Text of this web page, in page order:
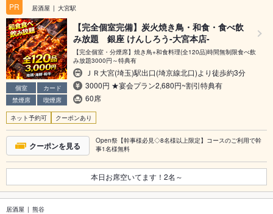
PR 居酒屋 大宮駅
個室
カード
禁煙席
喫煙席
【完全個室完備】炭火焼き鳥・和食・食べ飲
み放題 銀座 けんしろう-大宮本店-
【完全個室・分煙席】焼き鳥+和食料理(全120品)時間無制限食べ飲
み放題3000円～特典有
ＪＲ大宮(埼玉)駅出口(埼京線北口)より徒歩約3分
3000円 ★宴会プラン2,680円~割引特典有
60席
ネット予約可 クーポンあり
クーポンを見る
Open祭【幹事様必見◇8名様以上限定】コースのご利用で幹
事1名様無料
本日お席空いてます！ 2名～
居酒屋 熊谷